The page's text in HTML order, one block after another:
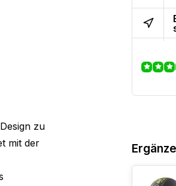
zu
mit der